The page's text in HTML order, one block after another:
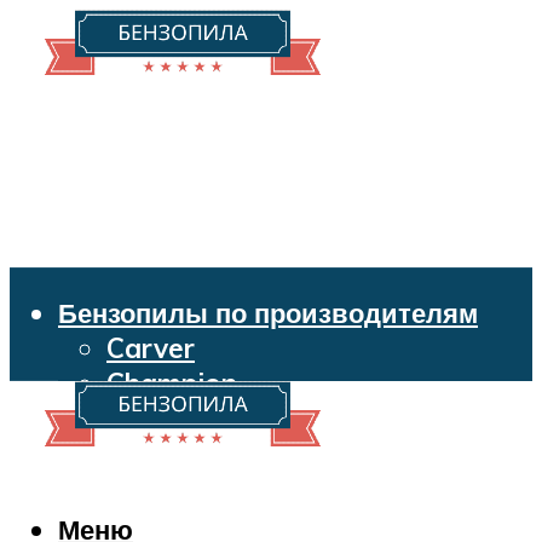
Бензопилы по производителям
Carver
Champion
Echo
Husqvarna
Makita
Меню